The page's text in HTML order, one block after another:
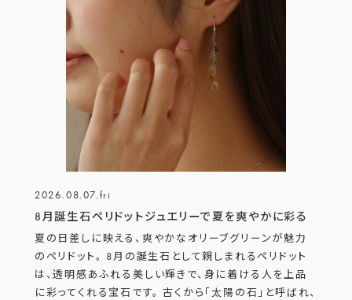
2026.08.07.fri
8月誕生石ペリドットジュエリーで夏を爽やかに彩る
夏の日差しに映える、爽やかなオリーブグリーンが魅力
のペリドット。 8月の誕生石として親しまれるペリドット
は、透明感あふれる美しい輝きで、身に着ける人を上品
に彩ってくれる宝石です。 古くから「太陽の石」と呼ばれ、